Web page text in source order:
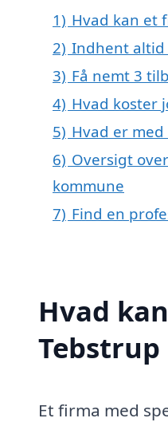
1) Hvad kan et
2) Indhent
3) Få nemt 3
4) Hvad koster
5) Hvad er
6) Oversigt
kommune
7) Find en
Hvad
Et firma med